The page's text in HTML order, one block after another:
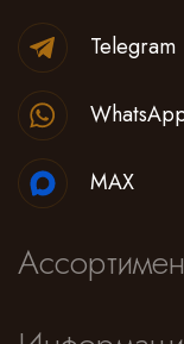
Telegram
MAX